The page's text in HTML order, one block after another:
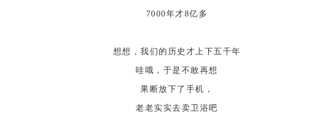
7000年才8亿多
想想，我们的历史才上下五千年
哇哦，于是不敢再想
果断放下了手机，
老老实实去卖卫浴吧